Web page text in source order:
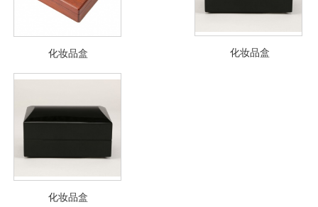
化妆品盒 化妆品盒
化妆品盒